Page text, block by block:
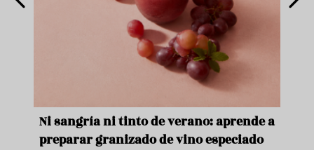
Ni sangría ni tinto de verano: aprende a
preparar granizado de vino especiado